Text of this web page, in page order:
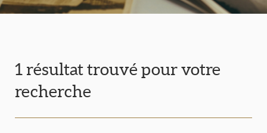
1 résultat trouvé pour votre
recherche